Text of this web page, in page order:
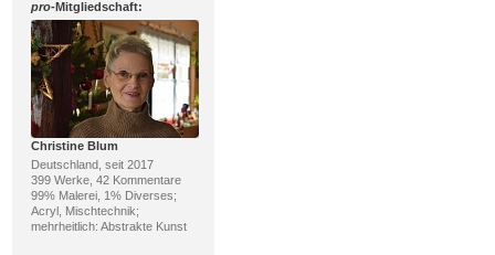
pro-Mitgliedschaft:
Christine Blum
Deutschland, seit 2017
399 Werke, 42 Kommentare
99% Malerei, 1% Diverses;
Acryl, Mischtechnik;
mehrheitlich: Abstrakte Kunst